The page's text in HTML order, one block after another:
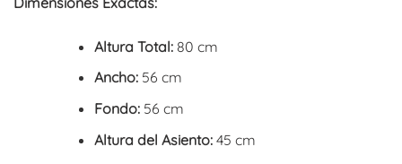
Altura Total: 80 cm
Ancho: 56 cm
Fondo: 56 cm
Altura del Asiento: 45 cm